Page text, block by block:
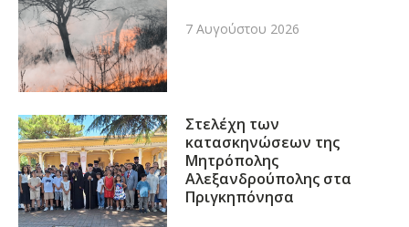
7 Αυγούστου 2026
Στελέχη των
κατασκηνώσεων της
Μητρόπολης
Αλεξανδρούπολης στα
Πριγκηπόνησα